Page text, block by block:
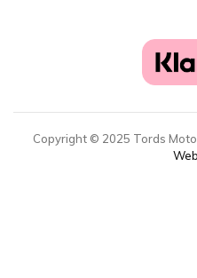
Copyright © 2025 Tords